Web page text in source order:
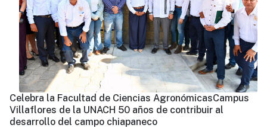
Celebra la Facultad de Ciencias AgronómicasCampus
Villaflores de la UNACH 50 años de contribuir al
desarrollo del campo chiapaneco